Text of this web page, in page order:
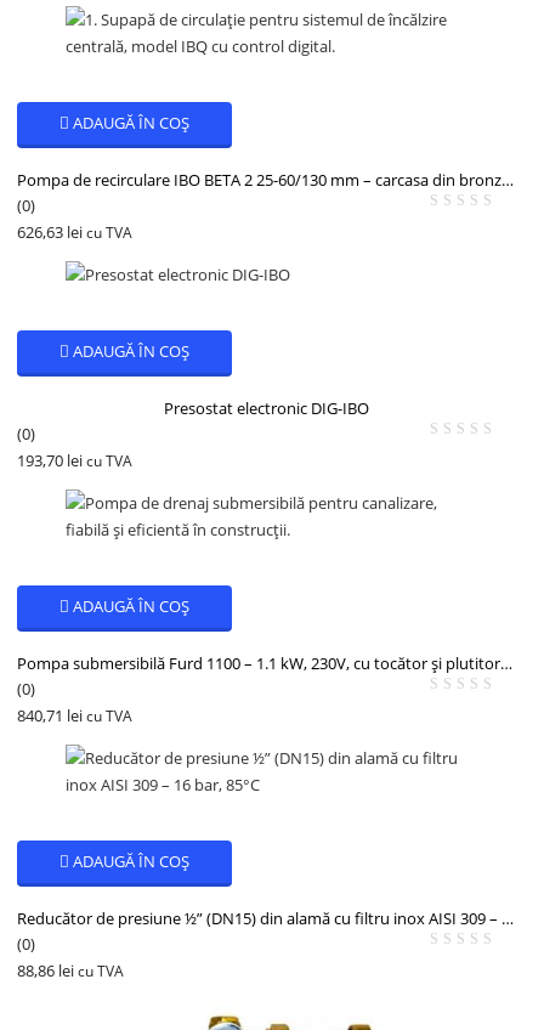
ADAUGĂ ÎN COȘ
Pompa de recirculare IBO BETA 2 25-60/130 mm – carcasa din bronz, 230 V, 6 m, pentru apa calda
(0)
626,63 lei cu TVA
ADAUGĂ ÎN COȘ
Presostat electronic DIG-IBO
(0)
193,70 lei cu TVA
ADAUGĂ ÎN COȘ
Pompa submersibilă Furd 1100 – 1.1 kW, 230V, cu tocător și plutitor automat
(0)
840,71 lei cu TVA
ADAUGĂ ÎN COȘ
Reducător de presiune ½” (DN15) din alamă cu filtru inox AISI 309 – 16 bar, 85°C
(0)
88,86 lei cu TVA